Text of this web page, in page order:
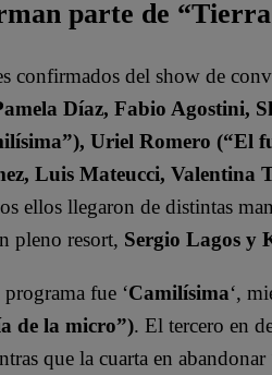
parte de
confirmados del show de
Díaz, Fabio Agostini,
Uriel Romero (“El
Luis Mateucci, Valentina
ellos llegaron de distintas
pleno resort, Sergio Lagos y
fue ‘Camilísima‘,
de la micro”). El tercero en
que la cuarta en abandonar